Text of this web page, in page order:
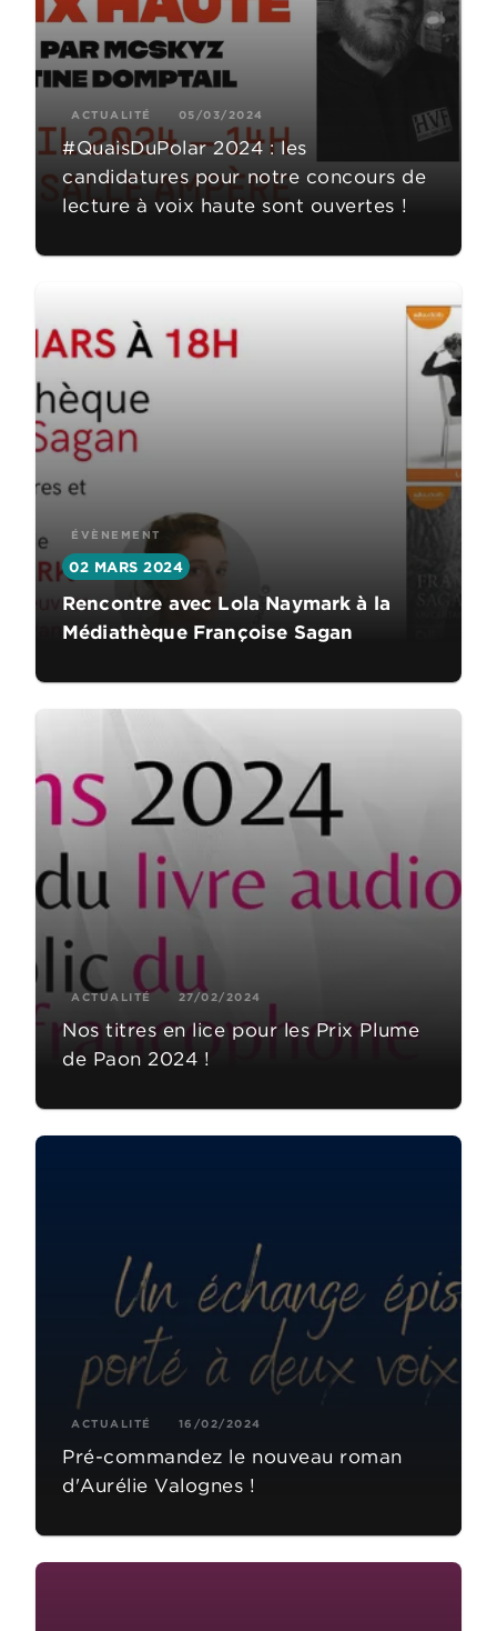
ACTUALITÉ 05/03/2024
#QuaisDuPolar 2024 : les
candidatures pour notre concours de
lecture à voix haute sont ouvertes !
ÉVÈNEMENT
02 MARS 2024
Rencontre avec Lola Naymark à la
Médiathèque Françoise Sagan
ACTUALITÉ 27/02/2024
Nos titres en lice pour les Prix Plume
de Paon 2024 !
ACTUALITÉ 16/02/2024
Pré-commandez le nouveau roman
d'Aurélie Valognes !